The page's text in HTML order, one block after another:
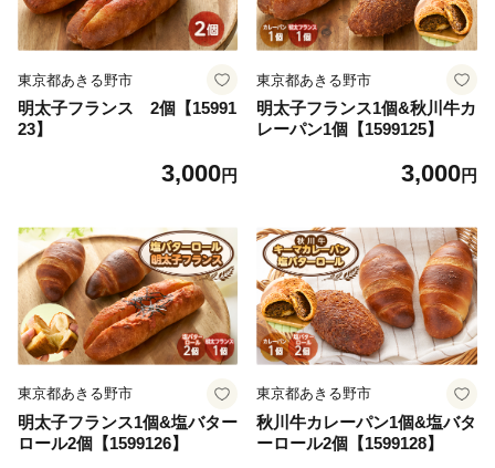
東京都あきる野市
明太子フランス 2個【15991
23】
3,000円
東京都あきる野市
明太子フランス1個&秋川牛カ
レーパン1個【1599125】
3,000円
東京都あきる野市
明太子フランス1個&塩バター
ロール2個【1599126】
東京都あきる野市
秋川牛カレーパン1個&塩バタ
ーロール2個【1599128】